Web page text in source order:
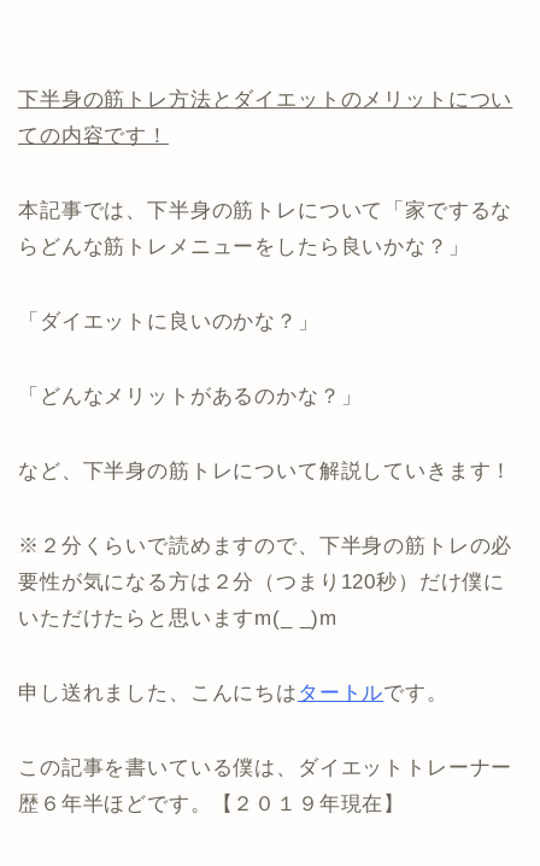
下半身の筋トレ方法とダイエットのメリットについ
ての内容です！
本記事では、下半身の筋トレについて「家でするな
らどんな筋トレメニューをしたら良いかな？」
「ダイエットに良いのかな？」
「どんなメリットがあるのかな？」
など、下半身の筋トレについて解説していきます！
※２分くらいで読めますので、下半身の筋トレの必
要性が気になる方は２分（つまり120秒）だけ僕に
いただけたらと思いますm(_ _)m
申し送れました、こんにちは タートルです。
この記事を書いている僕は、ダイエットトレーナー
歴６年半ほどです。【２０１９年現在】